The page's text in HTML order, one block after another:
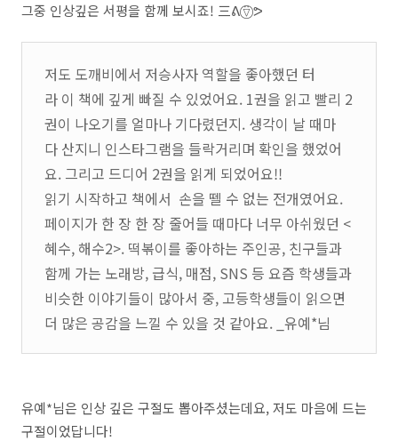
그중 인상깊은 서평을 함께 보시죠! 三ᕕ ⍢⃝ ᕗ
저도 도깨비에서 저승사자 역할을 좋아했던 터
라 이 책에 깊게 빠질 수 있었어요. 1권을 읽고 빨리 2
권이 나오기를 얼마나 기다렸던지. 생각이 날 때마
다 산지니 인스타그램을 들락거리며 확인을 했었어
요. 그리고 드디어 2권을 읽게 되었어요!!
읽기 시작하고 책에서 손을 뗄 수 없는 전개였어요.
페이지가 한 장 한 장 줄어들 때마다 너무 아쉬웠던 <
혜수, 해수2>. 떡볶이를 좋아하는 주인공, 친구들과
함께 가는 노래방, 급식, 매점, SNS 등 요즘 학생들과
비슷한 이야기들이 많아서 중, 고등학생들이 읽으면
더 많은 공감을 느낄 수 있을 것 같아요. _유예*님
유예*님은 인상 깊은 구절도 뽑아주셨는데요, 저도 마음에 드는
구절이었답니다!